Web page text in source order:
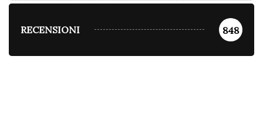
RECENSIONI 848